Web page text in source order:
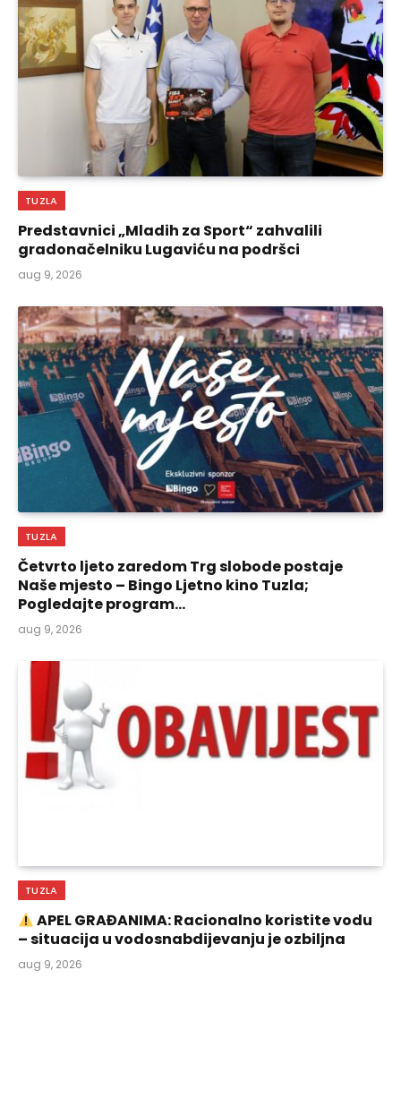
TUZLA
Predstavnici „Mladih za Sport“ zahvalili
gradonačelniku Lugaviću na podršci
aug 9, 2026
TUZLA
Četvrto ljeto zaredom Trg slobode postaje
Naše mjesto – Bingo Ljetno kino Tuzla;
Pogledajte program…
aug 9, 2026
TUZLA
APEL GRAĐANIMA: Racionalno koristite vodu
– situacija u vodosnabdijevanju je ozbiljna
aug 9, 2026